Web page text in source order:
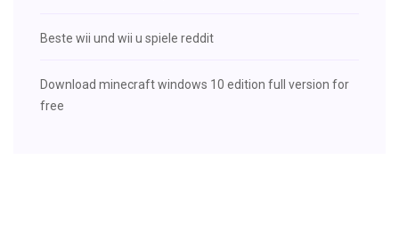
Beste wii und wii u spiele reddit
Download minecraft windows 10 edition full version for
free